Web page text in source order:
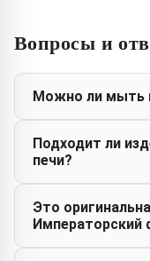
Вопросы и
Можно ли мыть
Подходит ли
печи?
Это
Императорский